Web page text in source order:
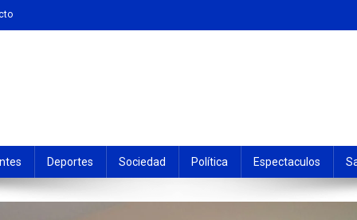
Deportes Sociedad Política Espectaculos